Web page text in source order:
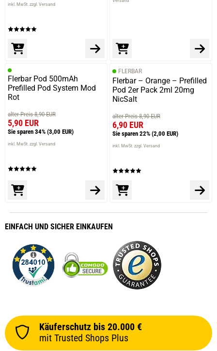
inkl. MwSt. zzgl. Versand
Flerbar Pod 500mAh
Prefilled Pod System Mod
Rot
alter Preis 8,90 EUR
5,90 EUR
Sie sparen 34% (3,00 EUR)
inkl. MwSt. zzgl. Versand
FLERBAR
Flerbar – Orange – Prefilled
Pod 2er Pack 2ml 20mg
NicSalt
alter Preis 8,90 EUR
6,90 EUR
Sie sparen 22% (2,00 EUR)
inkl. MwSt. zzgl. Versand
EINFACH UND SICHER EINKAUFEN
Käuferschutz bis 20.000 €
mit Trusted Shops Plus